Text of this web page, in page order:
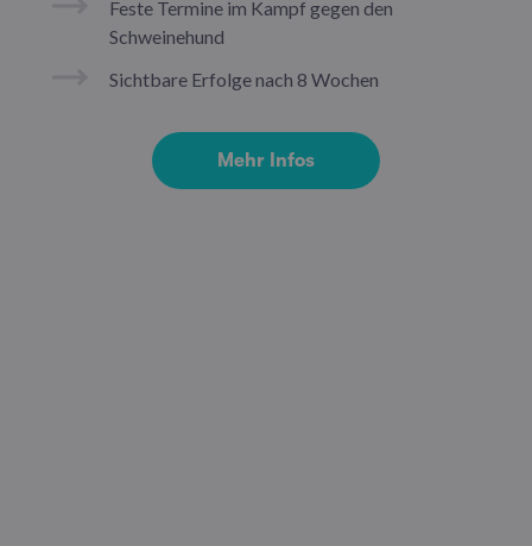
Feste Termine im Kampf gegen den
Schweinehund
Sichtbare Erfolge nach 8 Wochen
Mehr Infos